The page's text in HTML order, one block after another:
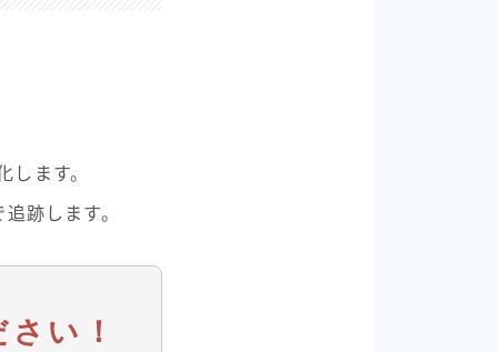
します。
跡します。
い！